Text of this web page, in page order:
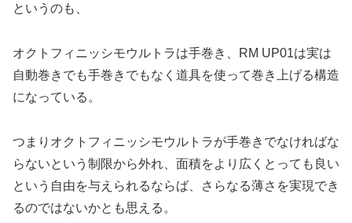
というのも、
オクトフィニッシモウルトラは手巻き、RM UP01は実は
自動巻きでも手巻きでもなく道具を使って巻き上げる構造
になっている。
つまりオクトフィニッシモウルトラが手巻きでなければな
らないという制限から外れ、面積をより広くとっても良い
という自由を与えられるならば、さらなる薄さを実現でき
るのではないかとも思える。